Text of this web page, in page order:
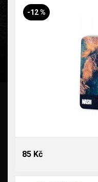
-12 %
85 Kč